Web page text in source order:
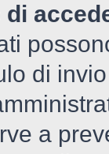
di
a